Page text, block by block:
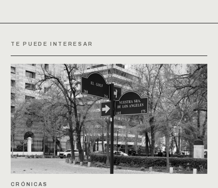
TE PUEDE INTERESAR
CRÓNICAS